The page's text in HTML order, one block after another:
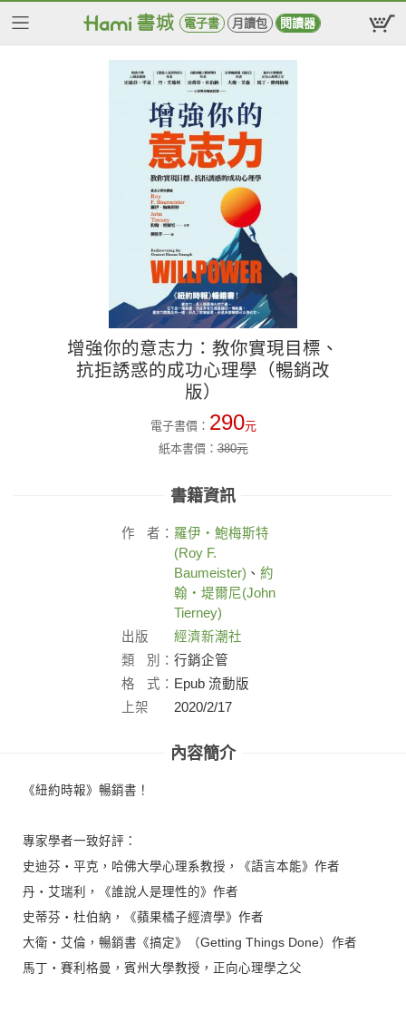
電子書 月讀包 閱讀器
增強你的意志力：教你實現目標、
抗拒誘惑的成功心理學（暢銷改
版）
電子書價： 290元
紙本書價：380元
書籍資訊
作 者： 羅伊‧鮑梅斯特
(Roy F.
Baumeister) 、 約
翰‧堤爾尼(John
Tierney)
出版
社：
經濟新潮社
類
別： 行銷企管
格
式： Epub 流動版
上架
2020/2/17
內容簡介
《紐約時報》暢銷書！
專家學者一致好評：
史迪芬‧平克，哈佛大學心理系教授，《語言本能》作者
丹‧艾瑞利，《誰說人是理性的》作者
史蒂芬‧杜伯納，《蘋果橘子經濟學》作者
大衛‧艾倫，暢銷書《搞定》（Getting Things Done）作者
馬丁‧賽利格曼，賓州大學教授，正向心理學之父